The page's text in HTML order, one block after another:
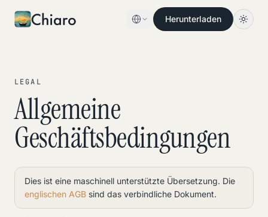
Herunterladen
LEGAL
Allgemeine
Geschäftsbedingungen
Dies ist eine maschinell unterstützte Übersetzung. Die
englischen AGB sind das verbindliche Dokument.